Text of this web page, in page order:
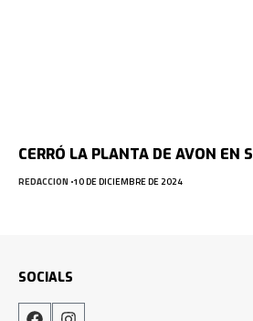
CERRÓ LA PLANTA DE AVON EN
REDACCION 10 DE DICIEMBRE DE 2024
SOCIALS